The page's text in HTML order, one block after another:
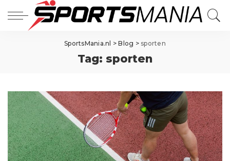
SportsMania.nl >Blog > sporten
Tag: sporten